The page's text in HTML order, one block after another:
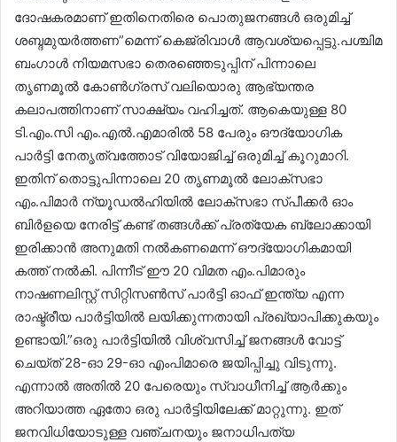
ദോഷകരമാണ് ഇതിനെതിരെ പൊതുജനങ്ങൾ ഒരുമിച്ച്
ശബ്ദമുയർത്തണ”മെന്ന് കെജ്‌രിവാൾ ആവശ്യപ്പെട്ടു.പശ്ചിമ
ബംഗാൾ നിയമസഭാ തെരഞ്ഞെടുപ്പിന് പിന്നാലെ
തൃണമൂൽ കോൺഗ്രസ് വലിയൊരു ആഭ്യന്തര
കലാപത്തിനാണ് സാക്ഷ്യം വഹിച്ചത്. ആകെയുള്ള 80
ടി.എം.സി എം.എൽ.എമാരിൽ 58 പേരും ഔദ്യോഗിക
പാർട്ടി നേതൃത്വത്തോട് വിയോജിച്ച് ഒരുമിച്ച് കൂറുമാറി.
ഇതിന് തൊട്ടുപിന്നാലെ 20 തൃണമൂൽ ലോക്‌സഭാ
എം.പിമാർ ന്യൂഡൽഹിയിൽ ലോക്‌സഭാ സ്പീക്കർ ഓം
ബിർളയെ നേരിട്ട് കണ്ട് തങ്ങൾക്ക് പ്രത്യേക ബ്ലോക്കായി
ഇരിക്കാൻ അനുമതി നൽകണമെന്ന് ഔദ്യോഗികമായി
കത്ത് നൽകി. പിന്നീട് ഈ 20 വിമത എം.പിമാരും
നാഷണലിസ്റ്റ് സിറ്റിസൺസ് പാർട്ടി ഓഫ് ഇന്ത്യ എന്ന
രാഷ്ട്രീയ പാർട്ടിയിൽ ലയിക്കുന്നതായി പ്രഖ്യാപിക്കുകയും
ഉണ്ടായി.”ഒരു പാർട്ടിയിൽ വിശ്വസിച്ച് ജനങ്ങൾ വോട്ട്
ചെയ്ത് 28-ഓ 29-ഓ എംപിമാരെ ജയിപ്പിച്ചു വിടുന്നു.
എന്നാൽ അതിൽ 20 പേരെയും സ്വാധീനിച്ച് ആർക്കും
അറിയാത്ത ഏതോ ഒരു പാർട്ടിയിലേക്ക് മാറ്റുന്നു. ഇത്
ജനവിധിയോടുള്ള വഞ്ചനയും ജനാധിപത്യ